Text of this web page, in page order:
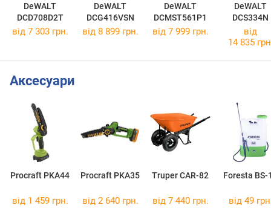
DeWALT
DCD708D2T
DeWALT
DCG416VSN
DeWALT
DCMST561P1
DeWALT
DCS334N
від 7 303 грн. від 8 899 грн. від 7 999 грн.
від
14 835
Аксесуари
Procraft PKA44 Procraft PKA35 Truper CAR-82 Foresta BS-
від 1 459 грн. від 2 640 грн. від 7 440 грн. від 49